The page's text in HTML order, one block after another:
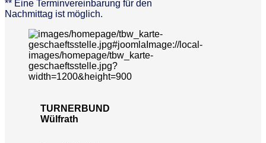
** Eine Terminvereinbarung für den
Nachmittag ist möglich.
TURNERBUND
Wülfrath